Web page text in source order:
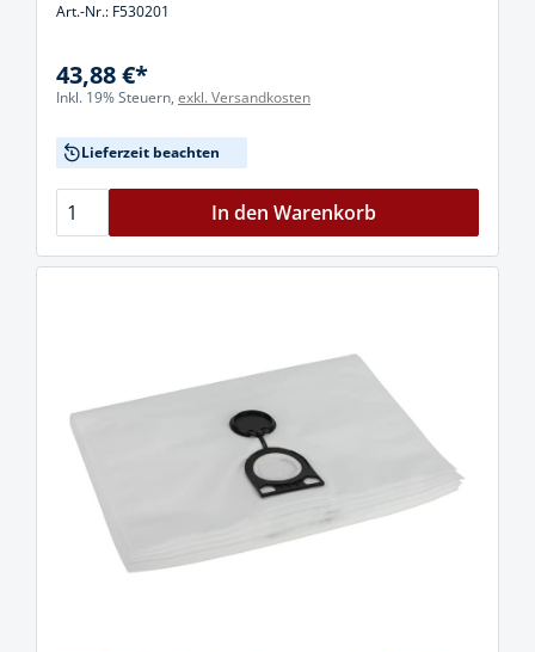
Art.-Nr.: F530201
43,88 €*
Inkl. 19% Steuern, exkl. Versandkosten
Lieferzeit beachten
In den Warenkorb